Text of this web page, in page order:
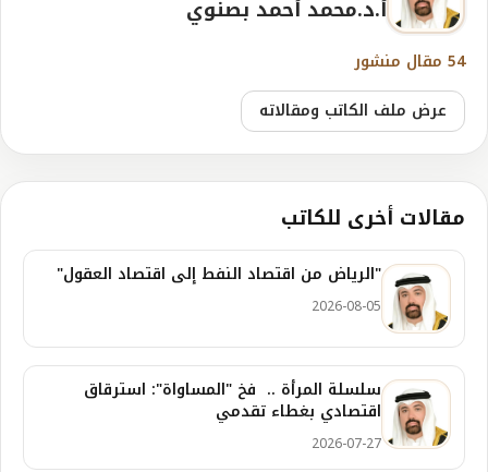
أ.د.محمد أحمد بصنوي
54 مقال منشور
عرض ملف الكاتب ومقالاته
مقالات أخرى للكاتب
"الرياض من اقتصاد النفط إلى اقتصاد العقول"
2026-08-05
سلسلة المرأة .. فخ "المساواة": استرقاق
اقتصادي بغطاء تقدمي
2026-07-27